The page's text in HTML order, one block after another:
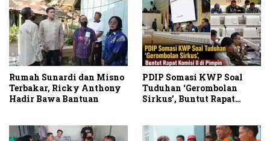
Rumah Sunardi dan Misno
Terbakar, Ricky Anthony
Hadir Bawa Bantuan
PDIP Somasi KWP Soal
Tuduhan ‘Gerombolan
Sirkus’, Buntut Rapat